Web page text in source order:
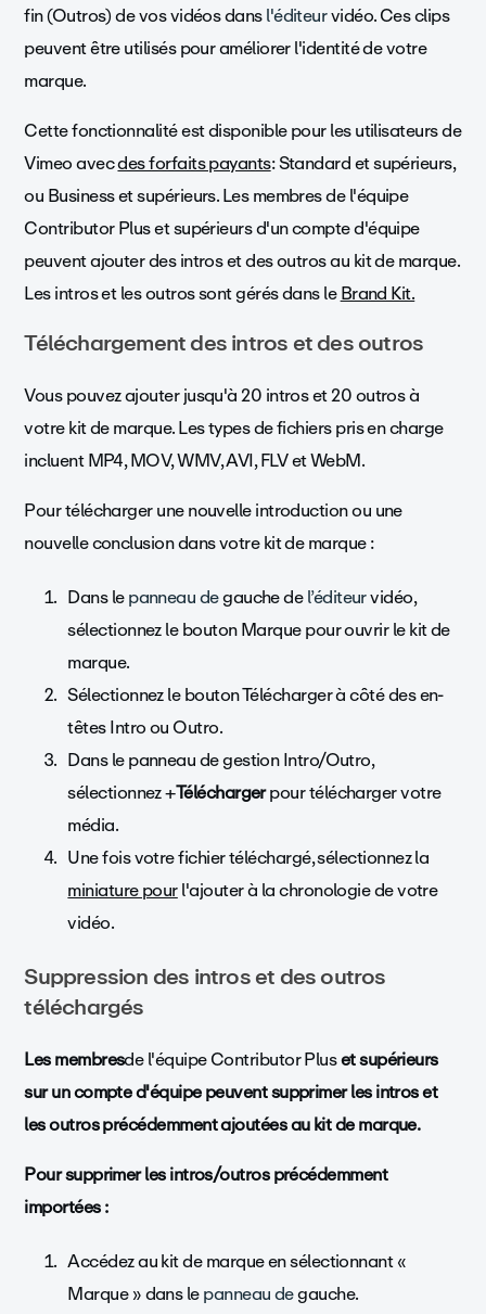
fin (Outros) de vos vidéos dansl'éditeurvidéo. Ces clips
peuvent être utilisés pour améliorer l'identité de votre
marque.
Cette fonctionnalité est disponible pour les utilisateurs de
Vimeo avecdes forfaits payants: Standard et supérieurs,
ou Business et supérieurs. Les membres de l'équipe
Contributor Plus et supérieurs d'un compte d'équipe
peuvent ajouter des intros et des outros au kit de marque.
Les intros et les outros sont gérés dans leBrand Kit.
Téléchargement des intros et des outros
Vous pouvez ajouter jusqu'à 20 intros et 20 outros à
votre kit de marque. Les types de fichiers pris en charge
incluent MP4, MOV, WMV, AVI, FLV et WebM.
Pour télécharger une nouvelle introduction ou une
nouvelle conclusion dans votre kit de marque :
Dans lepanneau degauche del’éditeurvidéo,
sélectionnez le bouton Marque pour ouvrir le kit de
marque.
Sélectionnez le bouton Télécharger à côté des en-
têtes Intro ou Outro.
Dans le panneau de gestion Intro/Outro,
sélectionnez +Téléchargerpour télécharger votre
média.
Une fois votre fichier téléchargé, sélectionnez la
miniature pourl'ajouter à la chronologie de votre
vidéo.
Suppression des intros et des outros
téléchargés
Les membresde l'équipe Contributor Pluset supérieurs
sur un compte d'équipe peuvent supprimer les intros et
les outros précédemment ajoutées au kit de marque.
Pour supprimer les intros/outros précédemment
importées :
Accédez au kit de marque en sélectionnant «
Marque » dans lepanneau degauche.